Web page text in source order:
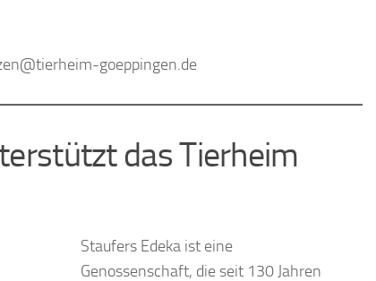
goeppingen.de
das Tierheim
Staufers Edeka ist eine
Genossenschaft, die seit 130 Jahren